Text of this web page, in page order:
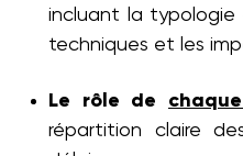
incluant la typologie
techniques et les
Le rôle de
répartition claire